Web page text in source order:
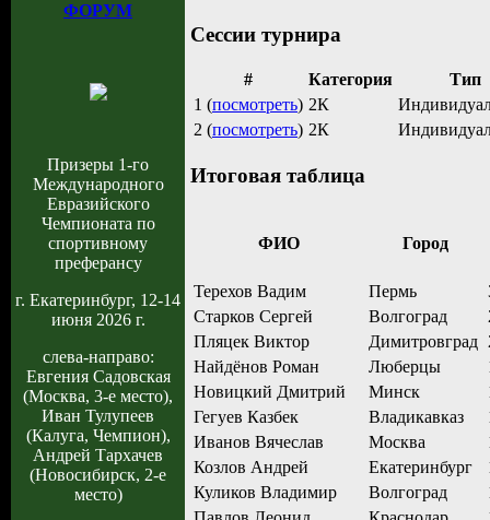
ФОРУМ
Призеры 1-го
Международного
Евразийского
Чемпионата по
спортивному
преферансу
г. Екатеринбург, 12-14
июня 2026 г.
слева-направо:
Евгения Садовская
(Москва, 3-е место),
Иван Тулупеев
(Калуга, Чемпион),
Андрей Тархачев
(Новосибирск, 2-е
место)
Сессии турнира
# Категория
Тип
1 (посмотреть) 2К
2 (посмотреть) 2К
Итоговая таблица
ФИО Город
Терехов Вадим Пермь
Старков Сергей
Волгоград
Пляцек Виктор
Димитровград
Найдёнов Роман
Люберцы
Новицкий Дмитрий
Минск
Гегуев Казбек
Владикавказ
Иванов Вячеслав
Москва
Козлов Андрей
Екатеринбург
Куликов Владимир
Волгоград